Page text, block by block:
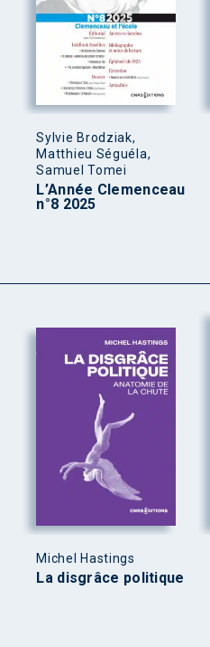
Sylvie Brodziak,
Matthieu Séguéla,
Samuel Tomei
L’Année Clemenceau
n°8 2025
Michel Hastings
La disgrâce politique